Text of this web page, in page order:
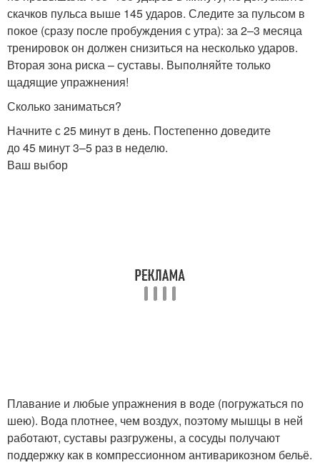
скачков пульса выше 145 ударов. Следите за пульсом в
покое (сразу после пробуждения с утра): за 2–3 месяца
тренировок он должен снизиться на несколько ударов.
Вторая зона риска – суставы. Выполняйте только
щадящие упражнения!
Сколько заниматься?
Начните с 25 минут в день. Постепенно доведите
до 45 минут 3–5 раз в неделю.
Ваш выбор
Плавание и любые упражнения в воде (погружаться по
шею). Вода плотнее, чем воздух, поэтому мышцы в ней
работают, суставы разгружены, а сосуды получают
поддержку как в компрессионном антиварикозном бельё.